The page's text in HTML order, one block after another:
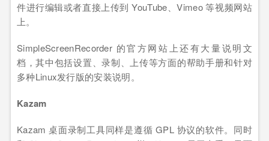
件进行编辑或者直接上传到 YouTube、Vimeo 等视频网站
上。
SimpleScreenRecorder 的官方网站上还有大量说明文
档，其中包括设置、录制、上传等方面的帮助手册和针对
多种Linux发行版的安装说明。
Kazam
Kazam 桌面录制工具同样是遵循 GPL 协议的软件。同时